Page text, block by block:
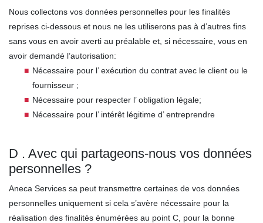
Nous collectons vos données personnelles pour les finalités
reprises ci-dessous et nous ne les utiliserons pas à d’autres fins
sans vous en avoir averti au préalable et, si nécessaire, vous en
avoir demandé l’autorisation:
Nécessaire pour l’ exécution du contrat avec le client ou le
fournisseur ;
Nécessaire pour respecter l’ obligation légale;
Nécessaire pour l’ intérêt légitime d’ entreprendre
D . Avec qui partageons-nous vos données
personnelles ?
Aneca Services sa peut transmettre certaines de vos données
personnelles uniquement si cela s’avère nécessaire pour la
réalisation des finalités énumérées au point C, pour la bonne